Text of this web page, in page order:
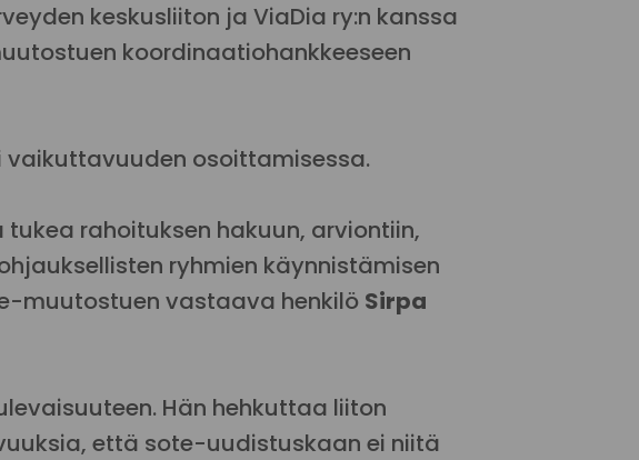
keskusliiton ja ViaDia ry:n kanssa
koordinaatiohankkeeseen
vaikuttavuuden osoittamisessa.
rahoituksen hakuun, arviontiin,
ryhmien käynnistämisen
muutostuen vastaava henkilö Sirpa
Hän hehkuttaa liiton
että sote-uudistuskaan ei niitä